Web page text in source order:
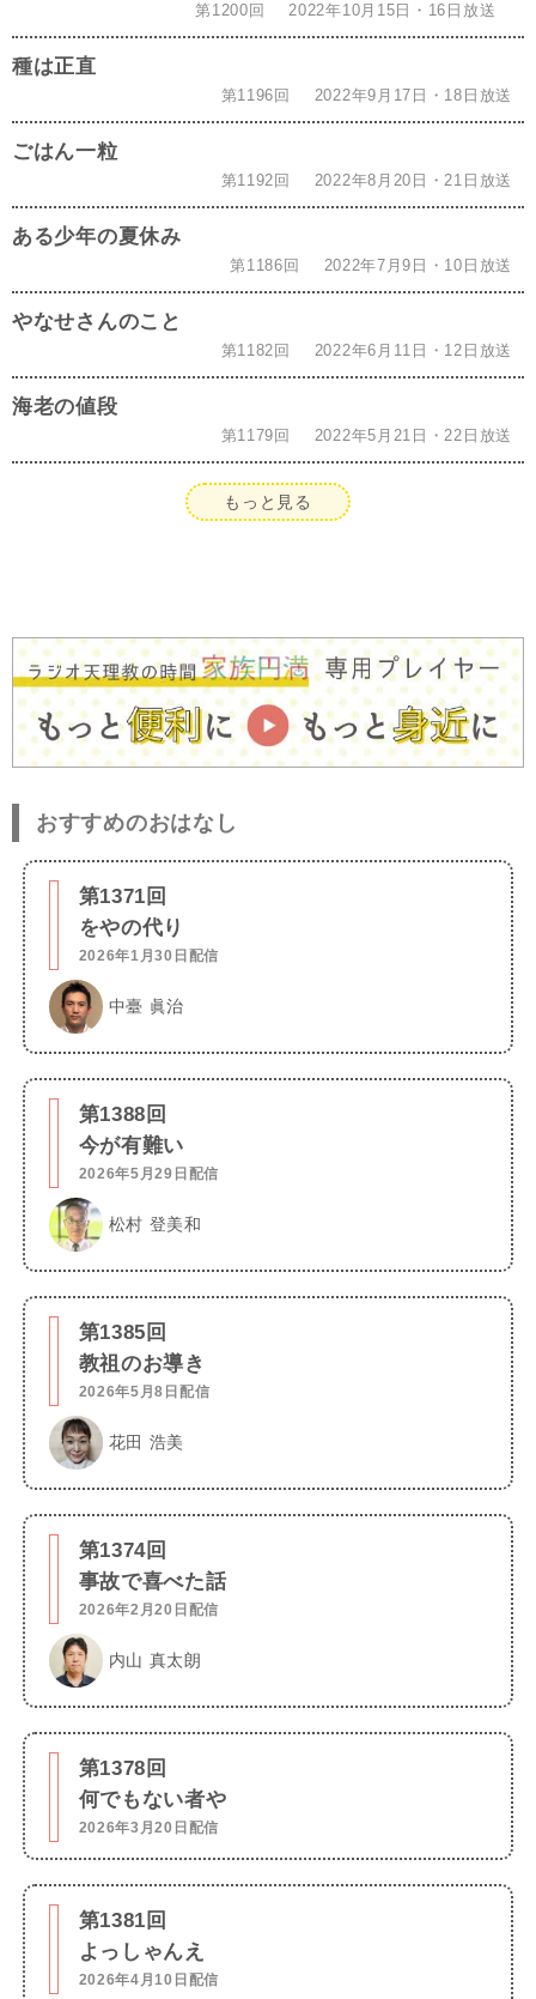
第1200回 2022年10月15日・16日放送
種は正直
第1196回 2022年9月17日・18日放送
ごはん一粒
第1192回 2022年8月20日・21日放送
ある少年の夏休み
第1186回 2022年7月9日・10日放送
やなせさんのこと
第1182回 2022年6月11日・12日放送
海老の値段
第1179回 2022年5月21日・22日放送
もっと見る
おすすめのおはなし
第1371回
をやの代り
2026年1月30日配信
中臺 眞治
第1388回
今が有難い
2026年5月29日配信
松村 登美和
第1385回
教祖のお導き
2026年5月8日配信
花田 浩美
第1374回
事故で喜べた話
2026年2月20日配信
内山 真太朗
第1378回
何でもない者や
2026年3月20日配信
第1381回
よっしゃんえ
2026年4月10日配信